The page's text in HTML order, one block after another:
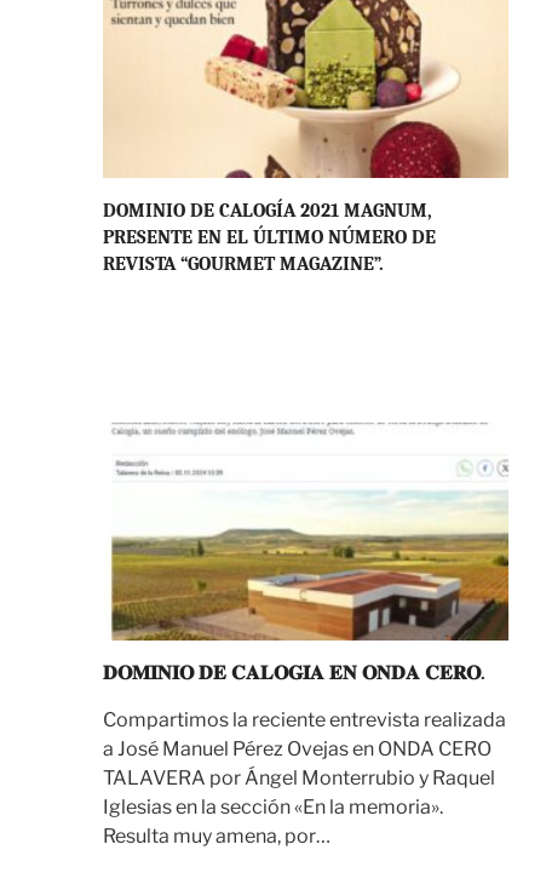
DOMINIO DE CALOGÍA 2021 MAGNUM,
PRESENTE EN EL ÚLTIMO NÚMERO DE
REVISTA “GOURMET MAGAZINE”.
𝐃𝐎𝐌𝐈𝐍𝐈𝐎 𝐃𝐄 𝐂𝐀𝐋𝐎𝐆𝐈́𝐀 𝐄𝐍 𝐎𝐍𝐃𝐀 𝐂𝐄𝐑𝐎.
Compartimos la reciente entrevista realizada
a José Manuel Pérez Ovejas en ONDA CERO
TALAVERA por Ángel Monterrubio y Raquel
Iglesias en la sección «En la memoria».
Resulta muy amena, por…